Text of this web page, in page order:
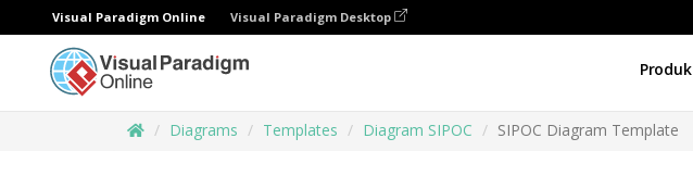
Visual Paradigm Online Visual Paradigm Desktop
Produk
Diagrams Templates Diagram SIPOC SIPOC Diagram Template